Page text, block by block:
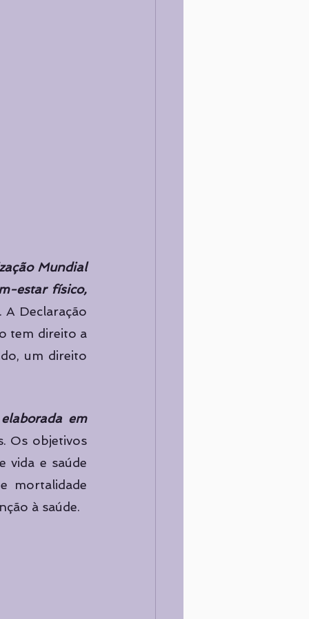
Mundial
estar físico,
A Declaração
tem direito a
um direito
em
Os objetivos
vida e saúde
mortalidade
à saúde.